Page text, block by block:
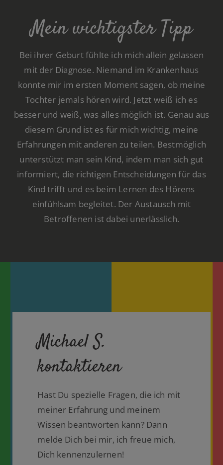
Mein wichtigster Tipp
Bei ihrer Geburt fühlte ich mich allein gelassen
mit der Diagnose. Niemand im Krankenhaus
konnte mir im ersten Moment sagen, ob meine
Tochter jemals hören wird. Jetzt weiß ich es
besser und weiß, was alles möglich ist. Genau aus
diesem Grund ist es für mich wichtig, meine
Erfahrungen mit anderen zu teilen. Bestmöglich
unterstützt man sein Kind, indem man sich gut
informiert, die richtigen Entscheidungen für das
Kind trifft und es beim Lernen des Hörens
einfühlsam begleitet. Der Austausch mit
Betroffenen ist dabei unerlässlich.
Michael S.
kontaktieren
Hast Du spezielle Fragen, die ich mit
meiner Erfahrung und meinem
Wissen beantworten kann? Dann
melde Dich bei mir, ich freue mich,
Dich kennenzulernen!